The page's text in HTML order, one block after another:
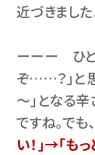
近づきました
ーーー ひ
ぞ……？｣と
～｣となる辛
ですね。で
い！｣→｢もっ